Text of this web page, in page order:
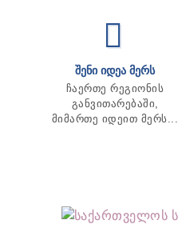
ᲨᲔᲜᲘ ᲘᲓᲔᲐ ᲛᲔᲠᲡ
ჩაერთე რეგიონის
განვითარებაში,
მიმართე იდეით მერს...